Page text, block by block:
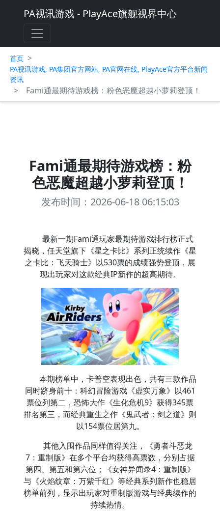
PA视讯游戏 - PlayAce旗舰视界中心
首页 >
PA视讯游戏, PA集团官方网站, PA官网在线, PlayAce官方平台新闻
资讯
> Fami通最期待游戏榜：粉色恶魔超越小萝莉登顶！
Fami通最期待游戏榜：粉
色恶魔超越小萝莉登顶！
发布时间：2026-06-18 06:15:03
最新一期Fami通玩家最期待游戏排行榜正式
揭晓，任天堂旗下《星之卡比》系列正统续作《星
之卡比：飞天骑士》以530票的成绩强势登顶，展
现出玩家对这款经典IP新作的超高期待。
本期榜单中，卡普空表现出色，共有三款作品
同时跻身前十：科幻冒险游戏《虚实万象》以461
票位列第二，恐怖大作《生化危机9》获得345票
排名第三，而经典重生之作《鬼武者：剑之道》则
以154票位居第九。
其他入围作品同样值得关注，《勇者斗恶龙
7：重制版》在多个平台均获得高票数，分别占据
第四、第五和第六位；《女神异闻录4：重制版》
与《火焰纹章：万紫千红》等经典系列新作也稳居
榜单前列，显示出玩家对重制版游戏与经典续作的
持续热情。